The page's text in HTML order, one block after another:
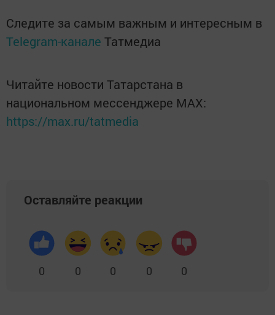
Следите за самым важным и интересным в
Telegram-канале Татмедиа
Читайте новости Татарстана в
национальном мессенджере MАХ:
https://max.ru/tatmedia
Оставляйте реакции
0 0 0 0 0